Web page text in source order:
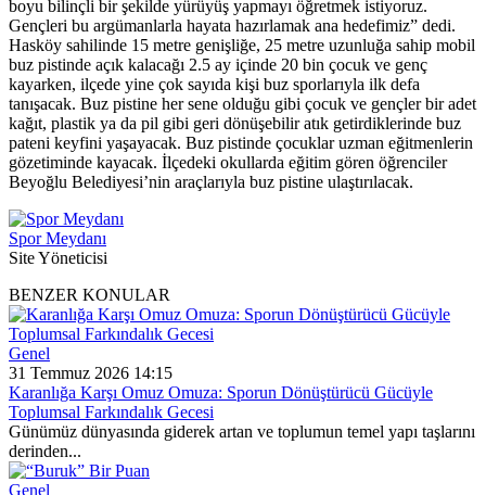
boyu bilinçli bir şekilde yürüyüş yapmayı öğretmek istiyoruz.
Gençleri bu argümanlarla hayata hazırlamak ana hedefimiz” dedi.
Hasköy sahilinde 15 metre genişliğe, 25 metre uzunluğa sahip mobil
buz pistinde açık kalacağı 2.5 ay içinde 20 bin çocuk ve genç
kayarken, ilçede yine çok sayıda kişi buz sporlarıyla ilk defa
tanışacak. Buz pistine her sene olduğu gibi çocuk ve gençler bir adet
kağıt, plastik ya da pil gibi geri dönüşebilir atık getirdiklerinde buz
pateni keyfini yaşayacak. Buz pistinde çocuklar uzman eğitmenlerin
gözetiminde kayacak. İlçedeki okullarda eğitim gören öğrenciler
Beyoğlu Belediyesi’nin araçlarıyla buz pistine ulaştırılacak.
Spor Meydanı
Site Yöneticisi
BENZER KONULAR
Genel
31 Temmuz 2026 14:15
Karanlığa Karşı Omuz Omuza: Sporun Dönüştürücü Gücüyle
Toplumsal Farkındalık Gecesi
Günümüz dünyasında giderek artan ve toplumun temel yapı taşlarını
derinden...
Genel